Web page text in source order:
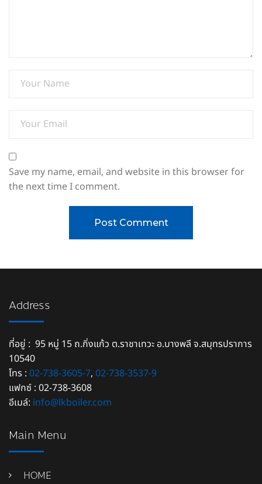
Save my name, email, and website in this browser for
the next time I comment.
Address
ที่อยู่ : 95 หมู่ 15 ถ.กิ่งแก้ว ต.ราชาเทวะ อ.บางพลี จ.สมุทรปราการ
10540
โทร : 02-738-3605-7, 02-738-3537-9
แฟกซ์ : 02-738-3608
อีเมล์: info@lkboiler.com
Main Menu
HOME